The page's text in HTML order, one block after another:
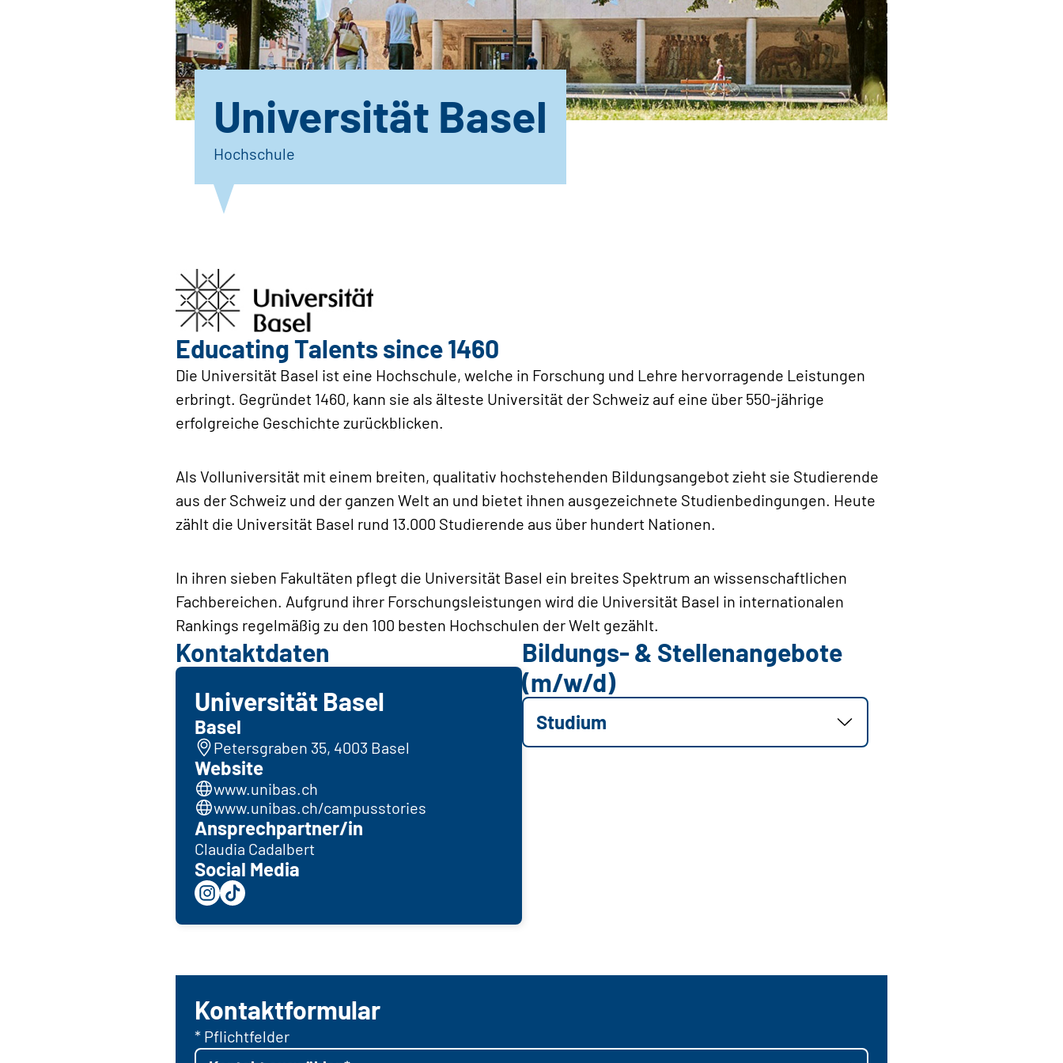
Universität Basel
Hochschule
Educating Talents since 1460
Die Universität Basel ist eine Hochschule, welche in Forschung und Lehre hervorragende Leistungen
erbringt. Gegründet 1460, kann sie als älteste Universität der Schweiz auf eine über 550-jährige
erfolgreiche Geschichte zurückblicken.
Als Volluniversität mit einem breiten, qualitativ hochstehenden Bildungsangebot zieht sie Studierende
aus der Schweiz und der ganzen Welt an und bietet ihnen ausgezeichnete Studienbedingungen. Heute
zählt die Universität Basel rund 13.000 Studierende aus über hundert Nationen.
In ihren sieben Fakultäten pflegt die Universität Basel ein breites Spektrum an wissenschaftlichen
Fachbereichen. Aufgrund ihrer Forschungsleistungen wird die Universität Basel in internationalen
Rankings regelmäßig zu den 100 besten Hochschulen der Welt ­gezählt.
Kontaktdaten
Universität Basel
Basel
Petersgraben 35, 4003 Basel
Website
www.unibas.ch
www.unibas.ch/campusstories
Ansprechpartner/in
Claudia Cadalbert
Social Media
Bildungs- & Stellenangebote
(m/w/d)
Studium
Kontaktformular
* Pflichtfelder